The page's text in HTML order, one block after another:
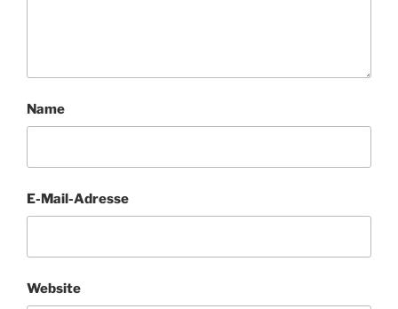
Name
E-Mail-Adresse
Website